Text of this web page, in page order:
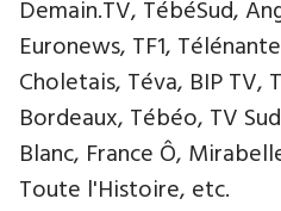
Demain.TV, TébéSud,
Euronews, TF1,
Choletais, Téva, BIP TV,
Bordeaux, Tébéo, TV
Blanc, France Ô,
Toute l'Histoire, etc.